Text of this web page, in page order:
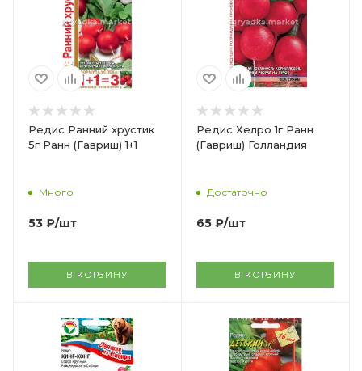
Редис Ранний хрустик
5г Ранн (Гавриш) 1+1
Много
53 ₽/шт
В КОРЗИНУ
Редис Хелро 1г Ранн
(Гавриш) Голландия
Достаточно
65 ₽/шт
В КОРЗИНУ